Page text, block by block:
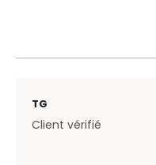
TG
Client vérifié